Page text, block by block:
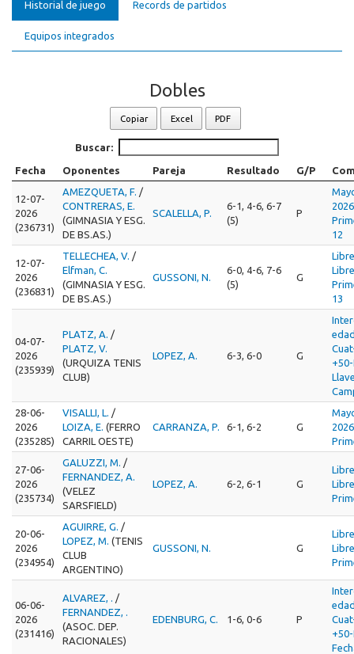
Historial de juego Records de partidos
Equipos integrados
Dobles
Copiar Excel PDF
Buscar:
Fecha Oponentes Pareja Resultado G/P
12-07-
2026
(236731)
AMEZQUETA, F. /
CONTRERAS, E.
(GIMNASIA Y ESG.
DE BS.AS.)
SCALELLA, P.
6-1, 4-6, 6-7
(5)
P
12
12-07-
2026
(236831)
TELLECHEA, V. /
Elfman, C.
(GIMNASIA Y ESG.
DE BS.AS.)
GUSSONI, N.
6-0, 4-6, 7-6
(5)
G
13
04-07-
2026
(235939)
PLATZ, A. /
PLATZ, V.
(URQUIZA TENIS
CLUB)
LOPEZ, A. 6-3, 6-0 G
28-06-
2026
(235285)
VISALLI, L. /
LOIZA, E. (FERRO
CARRIL OESTE)
CARRANZA, P. 6-1, 6-2 G
27-06-
2026
(235734)
GALUZZI, M. /
FERNANDEZ, A.
(VELEZ
SARSFIELD)
LOPEZ, A. 6-2, 6-1 G
20-06-
2026
(234954)
AGUIRRE, G. /
LOPEZ, M. (TENIS
CLUB
ARGENTINO)
GUSSONI, N. G
06-06-
2026
(231416)
ALVAREZ, . /
FERNANDEZ, .
(ASOC. DEP.
RACIONALES)
EDENBURG, C. 1-6, 0-6 P